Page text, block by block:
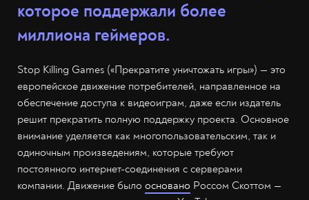
которое поддержали более
миллиона геймеров.
Stop Killing Games («Прекратите уничтожать игры») — это
европейское движение потребителей, направленное на
обеспечение доступа к видеоиграм, даже если издатель
решит прекратить полную поддержку проекта. Основное
внимание уделяется как многопользовательским, так и
одиночным произведениям, которые требуют
постоянного интернет-соединения с серверами
компании. Движение было основано Россом Скоттом —